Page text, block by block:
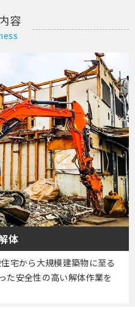
容
体
宅から大規模建築物に至る
た安全性の高い解体作業を